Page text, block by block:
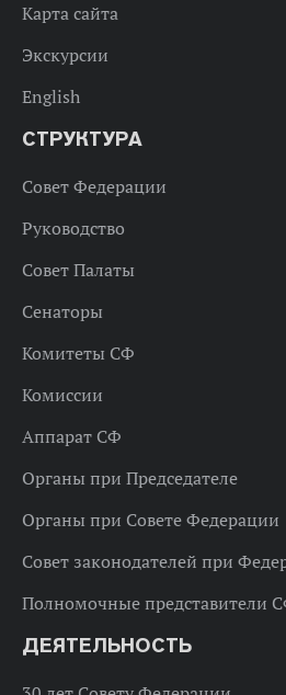
Карта сайта
Экскурсии
English
СТРУКТУРА
Совет Федерации
Руководство
Совет Палаты
Сенаторы
Комитеты СФ
Комиссии
Аппарат СФ
Органы при Председателе
Органы при Совете Федерации
Совет законодателей при
Полномочные представители
ДЕЯТЕЛЬНОСТЬ